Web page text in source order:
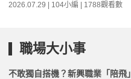
2026.07.29 | 104小編 | 1788觀看數
職場大小事
不敢獨自搭機？新興職業「陪飛